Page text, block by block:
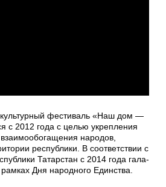
фестиваль «Наш дом —
с 2012 года с целью укрепления
народов,
республики. В соответствии с
Татарстан с 2014 года гала-
Дня народного Единства.